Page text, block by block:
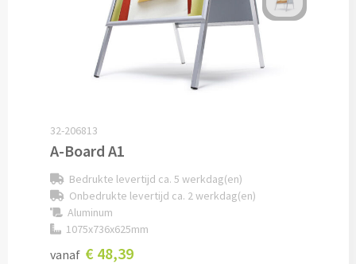
Schrijfmappen bedrukken
Documentmappen bedrukken
Memo's
Memoblaadjes bedrukken
Memo boekjes bedrukken
Memo sets bedrukken
32-206813
A-Board A1
Bedrukte levertijd ca. 5 werkdag(en)
Onbedrukte levertijd ca. 2 werkdag(en)
Aluminum
1075x736x625mm
vanaf € 48,39